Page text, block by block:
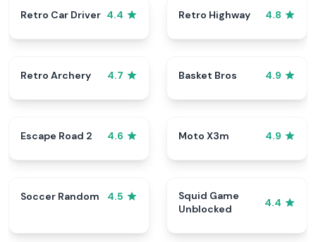
Retro Car Driver 4.4 Retro Highway 4.8
Retro Archery 4.7 Basket Bros 4.9
Escape Road 2 4.6 Moto X3m 4.9
Soccer Random 4.5
Squid Game
Unblocked
4.4